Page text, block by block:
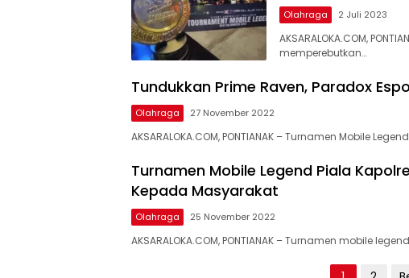
Olahraga 2 Juli 2023
AKSARALOKA.COM,
memperebutkan…
Tundukkan Prime Raven, Paradox
Olahraga 27 November 2022
AKSARALOKA.COM, PONTIANAK – Turnamen Mobile
Turnamen Mobile Legend Piala
Kepada Masyarakat
Olahraga 25 November 2022
AKSARALOKA.COM, PONTIANAK – Turnamen mobile